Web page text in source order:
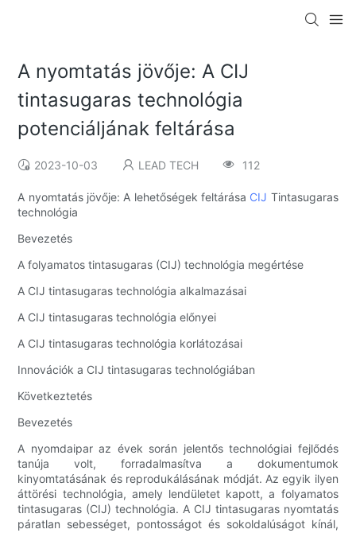
A nyomtatás jövője: A CIJ
tintasugaras technológia
potenciáljának feltárása
2023-10-03 LEAD TECH 112
A nyomtatás jövője: A lehetőségek feltárása CIJ Tintasugaras
technológia
Bevezetés
A folyamatos tintasugaras (CIJ) technológia megértése
A CIJ tintasugaras technológia alkalmazásai
A CIJ tintasugaras technológia előnyei
A CIJ tintasugaras technológia korlátozásai
Innovációk a CIJ tintasugaras technológiában
Következtetés
Bevezetés
A nyomdaipar az évek során jelentős technológiai fejlődés
tanúja volt, forradalmasítva a dokumentumok
kinyomtatásának és reprodukálásának módját. Az egyik ilyen
áttörési technológia, amely lendületet kapott, a folyamatos
tintasugaras (CIJ) technológia. A CIJ tintasugaras nyomtatás
páratlan sebességet, pontosságot és sokoldalúságot kínál,